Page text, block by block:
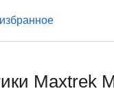
Maxtrek